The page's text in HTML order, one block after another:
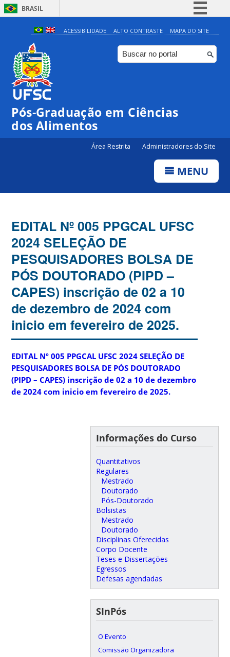
BRASIL
Simplifique!
Comunica BR
Participe
Canais
ACESSIBILIDADE ALTO CONTRASTE MAPA DO SITE
Pós-Graduação em Ciências
dos Alimentos
Área Restrita Administradores do Site
MENU
EDITAL Nº 005 PPGCAL UFSC
2024 SELEÇÃO DE
PESQUISADORES BOLSA DE
PÓS DOUTORADO (PIPD –
CAPES) inscrição de 02 a 10
de dezembro de 2024 com
inicio em fevereiro de 2025.
EDITAL Nº 005 PPGCAL UFSC 2024 SELEÇÃO DE
PESQUISADORES BOLSA DE PÓS DOUTORADO
(PIPD – CAPES) inscrição de 02 a 10 de dezembro
de 2024 com inicio em fevereiro de 2025.
Informações do Curso
Quantitativos
Regulares
Mestrado
Doutorado
Pós-Doutorado
Bolsistas
Mestrado
Doutorado
Disciplinas Oferecidas
Corpo Docente
Teses e Dissertações
Egressos
Defesas agendadas
SInPós
O Evento
Comissão Organizadora